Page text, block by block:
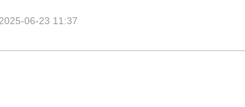
2025-06-23 11:37